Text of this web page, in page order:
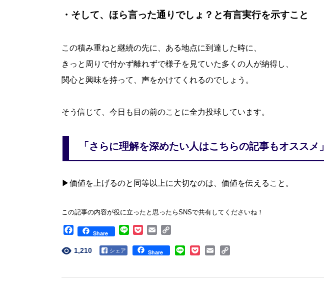
・そして、ほら言った通りでしょ？と有言実行を示すこと
この積み重ねと継続の先に、ある地点に到達した時に、
きっと周りで付かず離れずで様子を見ていた多くの人が納得し、
関心と興味を持って、声をかけてくれるのでしょう。
そう信じて、今日も目の前のことに全力投球しています。
「さらに理解を深めたい人はこちらの記事もオススメ」
▶︎価値を上げるのと同等以上に大切なのは、価値を伝えること。
この記事の内容が役に立ったと思ったらSNSで共有してくださいね！
Facebook
Share Line PocketEmail
1,210 Facebook Share